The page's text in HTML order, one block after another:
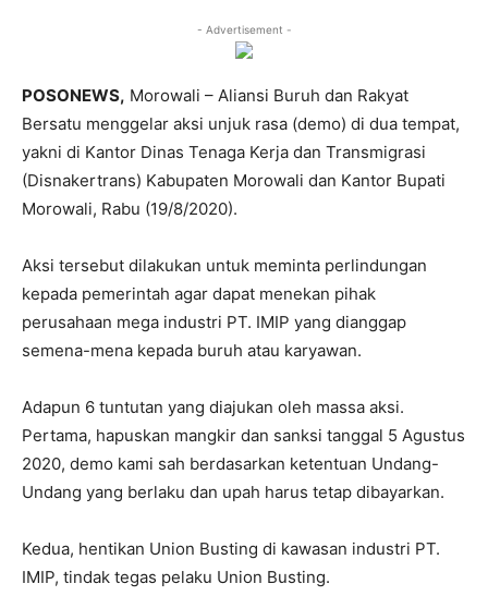
- Advertisement -
POSONEWS, Morowali – Aliansi Buruh dan Rakyat
Bersatu menggelar aksi unjuk rasa (demo) di dua tempat,
yakni di Kantor Dinas Tenaga Kerja dan Transmigrasi
(Disnakertrans) Kabupaten Morowali dan Kantor Bupati
Morowali, Rabu (19/8/2020).
Aksi tersebut dilakukan untuk meminta perlindungan
kepada pemerintah agar dapat menekan pihak
perusahaan mega industri PT. IMIP yang dianggap
semena-mena kepada buruh atau karyawan.
Adapun 6 tuntutan yang diajukan oleh massa aksi.
Pertama, hapuskan mangkir dan sanksi tanggal 5 Agustus
2020, demo kami sah berdasarkan ketentuan Undang-
Undang yang berlaku dan upah harus tetap dibayarkan.
Kedua, hentikan Union Busting di kawasan industri PT.
IMIP, tindak tegas pelaku Union Busting.